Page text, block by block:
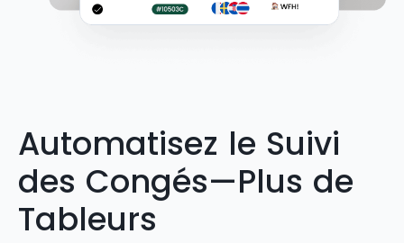
Automatisez le Suivi
des Congés—Plus de
Tableurs